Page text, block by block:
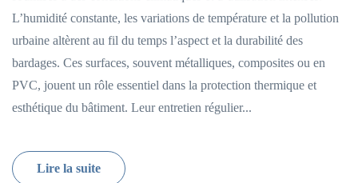
L’humidité constante, les variations de température et la pollution
urbaine altèrent au fil du temps l’aspect et la durabilité des
bardages. Ces surfaces, souvent métalliques, composites ou en
PVC, jouent un rôle essentiel dans la protection thermique et
esthétique du bâtiment. Leur entretien régulier...
Lire la suite